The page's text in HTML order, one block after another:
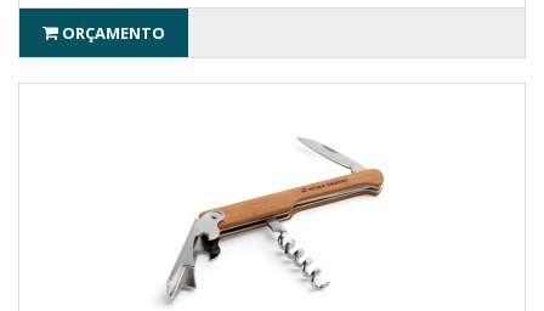
ORÇAMENTO